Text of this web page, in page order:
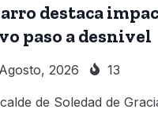
destaca
paso a desnivel
2026 13
de Soledad de